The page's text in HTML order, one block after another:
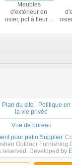
Meubles
d'extérieur en
osier, pot à fleurs-
Plan du site
Politique
la vie privée
Vue de bureau
pour patio Supplier.
Outdoor Furnishing
reserved. Developed by